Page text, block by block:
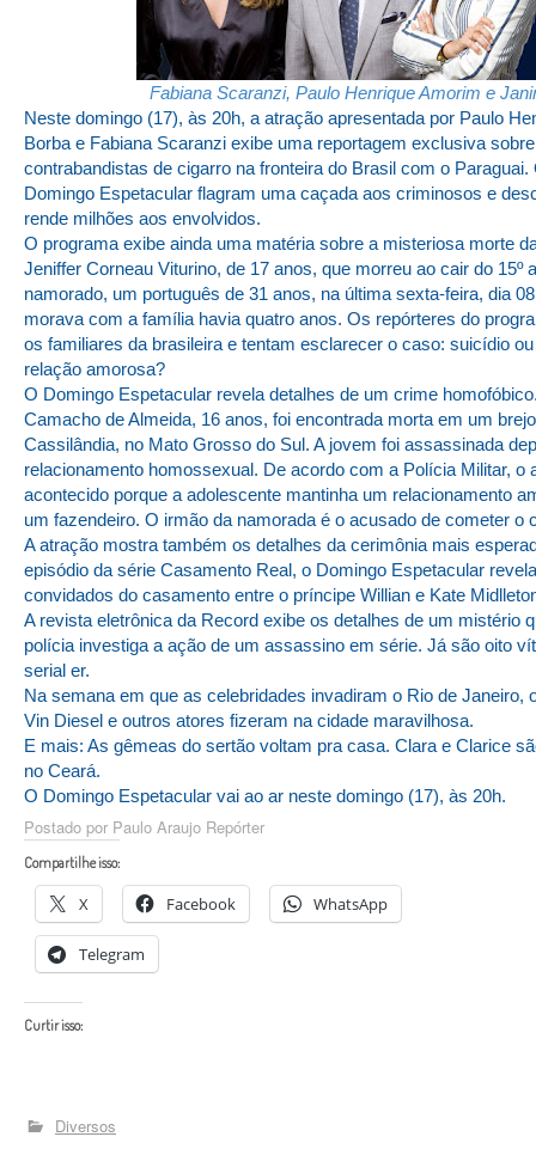
Fabiana Scaranzi, Paulo Henrique Amorim e
Neste domingo (17), às 20h, a atração apresentada por Paulo
Borba e Fabiana Scaranzi exibe uma reportagem exclusiva
contrabandistas de cigarro na fronteira do Brasil com o
Domingo Espetacular flagram uma caçada aos criminosos e
rende milhões aos envolvidos.
O programa exibe ainda uma matéria sobre a misteriosa morte
Jeniffer Corneau Viturino, de 17 anos, que morreu ao cair do 15º
namorado, um português de 31 anos, na última sexta-feira, dia
morava com a família havia quatro anos. Os repórteres do
os familiares da brasileira e tentam esclarecer o caso: suicídio
relação amorosa?
O Domingo Espetacular revela detalhes de um crime
Camacho de Almeida, 16 anos, foi encontrada morta em um
Cassilândia, no Mato Grosso do Sul. A jovem foi assassinada
relacionamento homossexual. De acordo com a Polícia Militar, o
acontecido porque a adolescente mantinha um relacionamento
um fazendeiro. O irmão da namorada é o acusado de cometer o
A atração mostra também os detalhes da cerimônia mais
episódio da série Casamento Real, o Domingo Espetacular
convidados do casamento entre o príncipe Willian e Kate
A revista eletrônica da Record exibe os detalhes de um mistério
polícia investiga a ação de um assassino em série. Já são oito
serial er.
Na semana em que as celebridades invadiram o Rio de Janeiro,
Vin Diesel e outros atores fizeram na cidade maravilhosa.
E mais: As gêmeas do sertão voltam pra casa. Clara e Clarice
no Ceará.
O Domingo Espetacular vai ao ar neste domingo (17), às 20h.
Postado por Paulo Araujo Repórter
Compartilhe isso:
X Facebook WhatsApp
Telegram
Curtir isso:
Diversos